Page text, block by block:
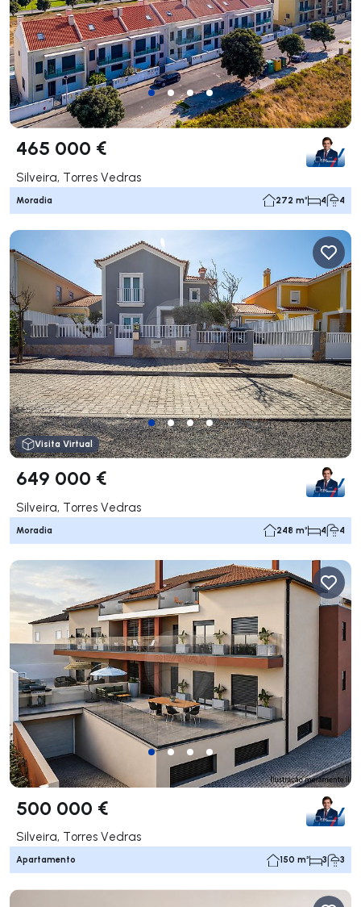
465 000 €
Silveira, Torres Vedras
Moradia 272 m² 4 4
Visita Virtual
649 000 €
Silveira, Torres Vedras
Moradia 248 m² 4 4
500 000 €
Silveira, Torres Vedras
Apartamento 150 m² 3 3